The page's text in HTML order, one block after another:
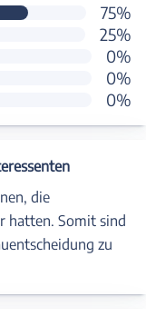
75%
25%
0%
0%
0%
die
hatten. Somit sind
zu